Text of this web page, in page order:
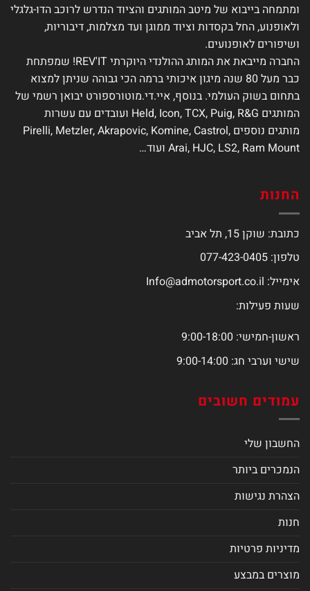
ומתמחה בייבוא של מיטב המותגים והציוד הנדרש לרוכב הדו-גלגלי
ולאופנוע, החל בקסדות וציוד ממוגן ועד מצלמות, דיבוריות,
ושיפורים לאופנועים.
החברה מייבאת את המותג ההולנדי היוקרתי REV'IT! שמפתחת
כבר מעל 80 שנה מיגון איכותי ברמה הכי גבוהה שניתן למצוא
בתחום בשוק העולמי. בנוסף, איי.די.מוטורספורט יבואן רשמי של
המותגים Held, Icon, TCX, Puig, R&G ועובדים עם עשרות
מותגים נוספים Pirelli, Metzler, Akrapovic, Komine, Castrol,
Arai, HJC, LS2, Ram Mount ועוד…
החנות
כתובת: שוקן 15, תל אביב
טלפון: 077-423-0405
אימייל: Info@admotorsport.co.il
שעות פעילות:
ראשון-חמישי: 9:00-18:00
שישי וערבי חג: 9:00-14:00
עמודים חשובים
החשבון שלי
הנמכרים ביותר
הצהרת נגישות
חנות
מדיניות פרטיות
מוצרים במבצע